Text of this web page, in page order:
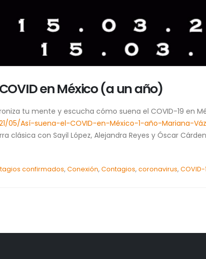
en México (a un año)
tu mente y escucha cómo suena el COVID-19 en
05/Así-suena-el-COVID-en-México-1-año-Mariana-
clásica con Sayil López, Alejandra Reyes y Óscar
confirmados,Conexión,Contagios,coronavirus,COVID-